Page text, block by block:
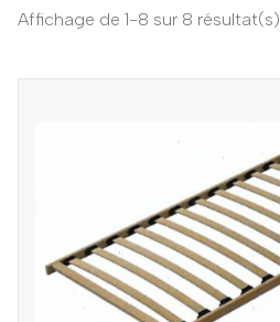
Affichage de 1-8 sur 8 résultat(s)